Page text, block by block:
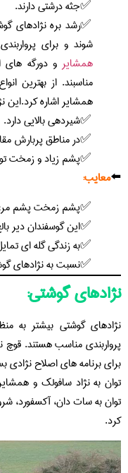
جثه درشتی دارند.
رشد بره نژادهای
شوند و برای
همشایر و دورگه های
مناسبند. از بهترین
همشایر اشاره کرد.این
شیردهی بالایی دارد.
در مناطق پربارش
پشم زیاد و زمخت
⬅️معایب:
پشم زمخت پشم
این گوسفندان دیر
به زندگی گله ای
نسبت به نژادهای
نژادهای گوشتی:
نژادهای گوشتی بیشتر به
پرواربندی مناسب هستند. قوچ
برای برنامه های اصلاح نژادی
توان به نژاد سافولک و
توان به سات دان، آکسفورد،
کرد.